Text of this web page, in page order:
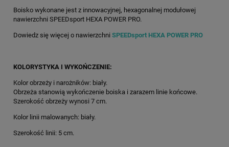
Boisko wykonane jest z innowacyjnej, hexagonalnej modułowej
nawierzchni SPEEDsport HEXA POWER PRO.
Dowiedz się więcej o nawierzchni SPEEDsport HEXA POWER PRO
KOLORYSTYKA I WYKOŃCZENIE:
Kolor obrzeży i narożników: biały.
Obrzeża stanowią wykończenie boiska i zarazem linie końcowe.
Szerokość obrzeży wynosi 7 cm.
Kolor linii malowanych: biały.
Szerokość linii: 5 cm.